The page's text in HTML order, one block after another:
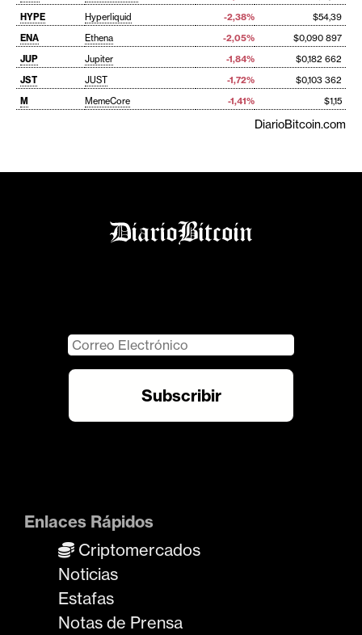
HYPE
Hyperliquid -2,38%
$54,39
ENA
Ethena -2,05%
$0,090 897
JUP
Jupiter -1,84%
$0,182 662
JST
JUST -1,72%
$0,103 362
M
MemeCore -1,41% $1,15
DiarioBitcoin.com
Enlaces Rápidos
Criptomercados
Noticias
Estafas
Notas de Prensa